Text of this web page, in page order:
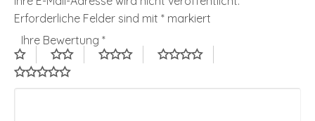
Erforderliche Felder sind mit * markiert
Ihre Bewertung *